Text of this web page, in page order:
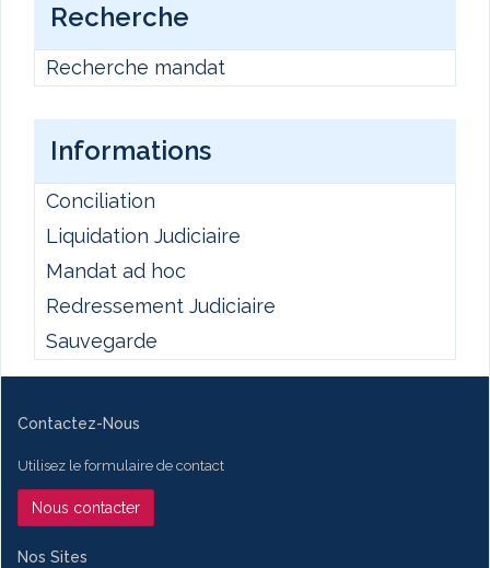
Recherche
Recherche mandat
Informations
Conciliation
Liquidation Judiciaire
Mandat ad hoc
Redressement Judiciaire
Sauvegarde
Contactez-Nous
Utilisez le formulaire de contact
Nous contacter
Nos Sites